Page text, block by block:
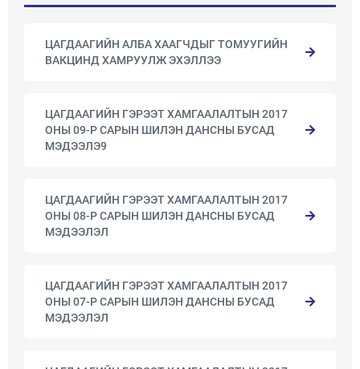
ЦАГДААГИЙН АЛБА ХААГЧДЫГ ТОМУУГИЙН
ВАКЦИНД ХАМРУУЛЖ ЭХЭЛЛЭЭ
ЦАГДААГИЙН ГЭРЭЭТ ХАМГААЛАЛТЫН 2017
ОНЫ 09-Р САРЫН ШИЛЭН ДАНСНЫ БУСАД
МЭДЭЭЛЭ9
ЦАГДААГИЙН ГЭРЭЭТ ХАМГААЛАЛТЫН 2017
ОНЫ 08-Р САРЫН ШИЛЭН ДАНСНЫ БУСАД
МЭДЭЭЛЭЛ
ЦАГДААГИЙН ГЭРЭЭТ ХАМГААЛАЛТЫН 2017
ОНЫ 07-Р САРЫН ШИЛЭН ДАНСНЫ БУСАД
МЭДЭЭЛЭЛ